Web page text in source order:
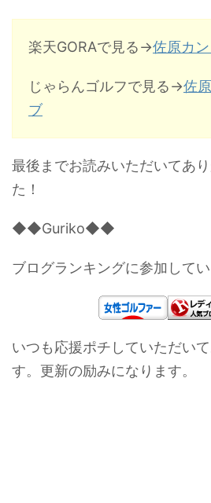
楽天GORAで見る→佐原カ
じゃらんゴルフで見る→佐
ブ
最後までお読みいただいてあ
た！
◆◆Guriko◆◆
ブログランキングに参加してい
いつも応援ポチしていただい
す。更新の励みになります。